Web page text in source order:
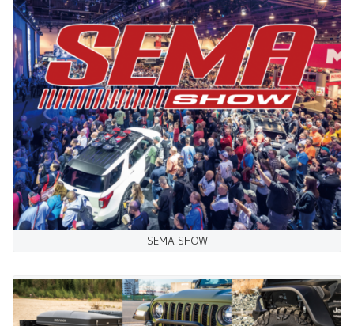
SEMA SHOW